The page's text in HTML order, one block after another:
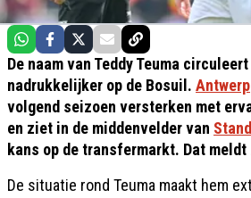
De naam van Teddy Teuma
nadrukkelijker op de Bosuil. Antwerp
volgend seizoen versterken met
en ziet in de middenvelder van
kans op de transfermarkt. Dat meldt
De situatie rond Teuma maakt hem